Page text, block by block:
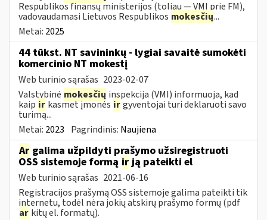
Respublikos finansų ministerijos (toliau — VMI prie FM),
vadovaudamasi Lietuvos Respublikos mokesčių...
Metai: 2025
44 tūkst. NT savininkų - lygiai savaitė sumokėti
komercinio NT mokestį
Web turinio sąrašas 2023-02-07
Valstybinė mokesčių inspekcija (VMI) informuoja, kad
kaip ir kasmet įmonės irgyventojai turi deklaruoti savo
turimą...
Metai: 2023 Pagrindinis: Naujiena
Ar galima užpildyti prašymo užsiregistruoti
OSS sistemoje formą irją pateikti el
Web turinio sąrašas 2021-06-16
Registracijos prašymą OSS sistemoje galima pateikti tik
internetu, todėl nėra jokių atskirų prašymo formų (pdf
ar kitų el. formatų).